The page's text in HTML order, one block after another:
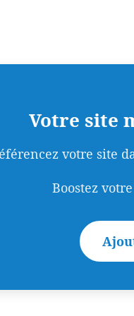
Votre site
votre site
Boostez